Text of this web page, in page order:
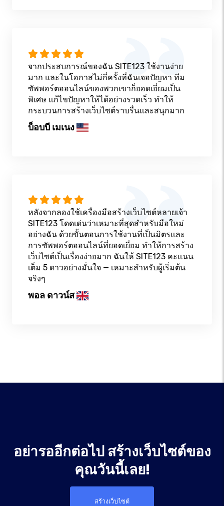
จากประสบการณ์ของฉัน SITE123 ใช้งานง่าย
มาก และในโอกาสไม่กี่ครั้งที่ฉันเจอปัญหา ทีม
ซัพพอร์ตออนไลน์ของพวกเขาก็ยอดเยี่ยมเป็น
พิเศษ แก้ไขปัญหาให้ได้อย่างรวดเร็ว ทำให้
กระบวนการสร้างเว็บไซต์ราบรื่นและสนุกมาก
บ็อบบี เมเนง
หลังจากลองใช้เครื่องมือสร้างเว็บไซต์หลายเจ้า
SITE123 โดดเด่นว่าเหมาะที่สุดสำหรับมือใหม่
อย่างฉัน ด้วยขั้นตอนการใช้งานที่เป็นมิตรและ
การซัพพอร์ตออนไลน์ที่ยอดเยี่ยม ทำให้การสร้าง
เว็บไซต์เป็นเรื่องง่ายมาก ฉันให้ SITE123 คะแนน
เต็ม 5 ดาวอย่างมั่นใจ — เหมาะสำหรับผู้เริ่มต้น
จริงๆ
พอล ดาวน์ส
อย่ารออีกต่อไป สร้างเว็บไซต์ของ
คุณวันนี้เลย!
สร้างเว็บไซต์